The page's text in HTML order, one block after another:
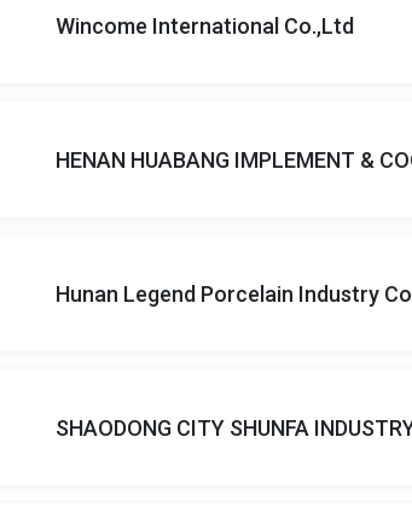
Wincome International Co.,Ltd
HENAN HUABANG IMPLEMENT &
Hunan Legend Porcelain Industry
SHAODONG CITY SHUNFA